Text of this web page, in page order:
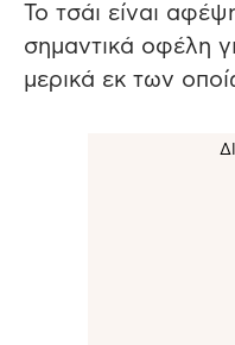
Το τσάι είναι
σημαντικά οφέλη
μερικά εκ των